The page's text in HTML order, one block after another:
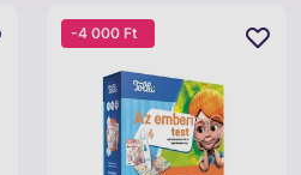
-4 000 Ft